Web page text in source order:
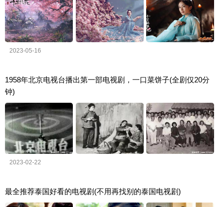
2023-05-16
1958年北京电视台播出第一部电视剧，一口菜饼子(全剧仅20分
钟)
2023-02-22
最全推荐泰国好看的电视剧(不用再找别的泰国电视剧)